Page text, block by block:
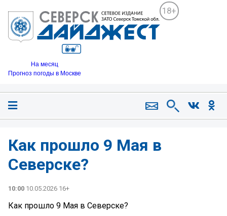
18+
На месяц
Прогноз погоды в Москве
Как прошло 9 Мая в
Северске?
10:00 10.05.2026 16+
Как прошло 9 Мая в Северске?